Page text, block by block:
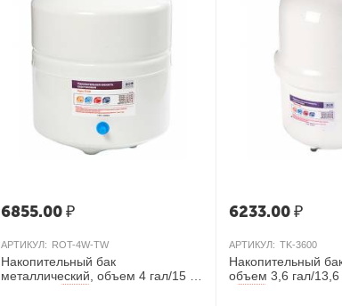
6855.00₽
АРТИКУЛ: ROT-4W-TW
Накопительный бак
металлический, объем 4 гал/15 л,
6233.00₽
АРТИКУЛ: TK-3600
Накопительный
объем 3,6 гал/13,6